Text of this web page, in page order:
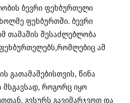
ბევრი ფეხბურთელი
ფეხბურთში. ბევრი
თამაშის შესაძლებლობა
ამ
გათამაშებისთვის, წინა
მსგავსად, როგორც იყო
გვსურს გავიმარჯვოთ და